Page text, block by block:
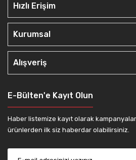
Hızlı Erişim
Kurumsal
Alışveriş
E-Bülten'e Kayıt Olun
Haber listemize kayıt olarak
ürünlerden ilk siz haberdar olabilirsiniz.